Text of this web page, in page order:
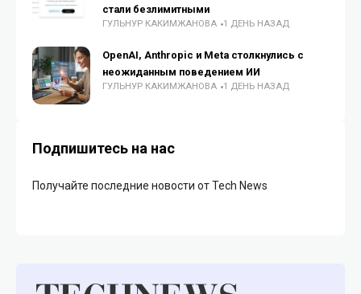
стали безлимитными
ГУЛЬНУР КАКИМЖАНОВА 1 ДЕНЬ НАЗАД
OpenAI, Anthropic и Meta столкнулись с
неожиданным поведением ИИ
ГУЛЬНУР КАКИМЖАНОВА 1 ДЕНЬ НАЗАД
Подпишитесь на нас
Получайте последние новости от Tech News